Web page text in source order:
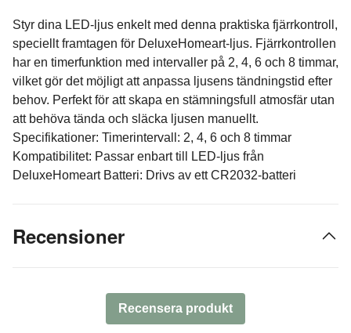
Styr dina LED-ljus enkelt med denna praktiska fjärrkontroll,
speciellt framtagen för DeluxeHomeart-ljus. Fjärrkontrollen
har en timerfunktion med intervaller på 2, 4, 6 och 8 timmar,
vilket gör det möjligt att anpassa ljusens tändningstid efter
behov. Perfekt för att skapa en stämningsfull atmosfär utan
att behöva tända och släcka ljusen manuellt.
Specifikationer: Timerintervall: 2, 4, 6 och 8 timmar
Kompatibilitet: Passar enbart till LED-ljus från
DeluxeHomeart Batteri: Drivs av ett CR2032-batteri
Recensioner
Recensera produkt